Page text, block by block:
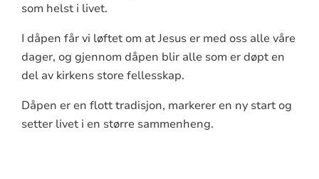
som helst i livet.
I dåpen får vi løftet om at Jesus er med oss alle våre
dager, og gjennom dåpen blir alle som er døpt en
del av kirkens store fellesskap.
Dåpen er en flott tradisjon, markerer en ny start og
setter livet i en større sammenheng.